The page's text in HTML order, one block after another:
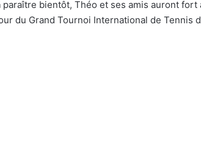
bientôt, Théo et ses amis auront fort
du Grand Tournoi International de Tennis